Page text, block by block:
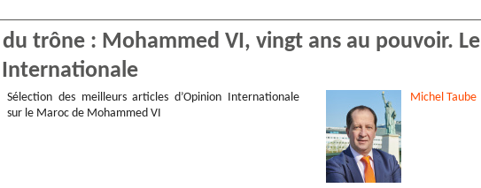
trône : Mohammed VI, vingt ans au pouvoir. Le
Internationale
Sélection des meilleurs articles d’Opinion Internationale
sur le Maroc de Mohammed VI
Michel Taube